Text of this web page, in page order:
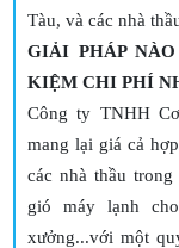
Tàu, và các nhà
GIẢI PHÁP
KIỆM CHI PHÍ
Công ty TNHH
mang lại giá cả
các nhà thầu
gió máy lạnh
xưởng...với một